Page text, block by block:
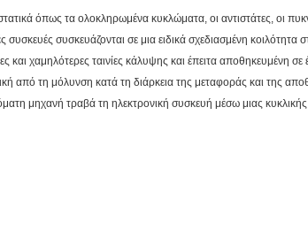
όπως τα ολοκληρωμένα κυκλώματα, οι αντιστάτες, οι
συσκευάζονται σε μια ειδικά σχεδιασμένη κοιλότητα
και χαμηλότερες ταινίες κάλυψης και έπειτα αποθηκευμένη σε
από τη μόλυνση κατά τη διάρκεια της μεταφοράς και της
μηχανή τραβά τη ηλεκτρονική συσκευή μέσω μιας